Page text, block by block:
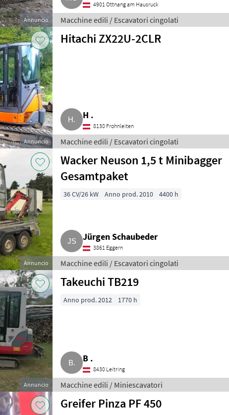
Annuncio
4901 Ottnang am Hausruck
Macchine edili / Escavatori cingolati
Annuncio
Hitachi ZX22U-2CLR
H .
8130 Frohnleiten
Macchine edili / Escavatori cingolati
Annuncio
Wacker Neuson 1,5 t Minibagger
Gesamtpaket
36 CV/26 kW Anno prod. 2010 4400 h
Jürgen Schaubeder
3861 Eggern
Macchine edili / Escavatori cingolati
Annuncio
Takeuchi TB219
Anno prod. 2012 1770 h
B .
8430 Leitring
Macchine edili / Miniescavatori
Greifer Pinza PF 450